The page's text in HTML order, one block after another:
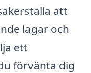
att
lagar och
ett
förvänta dig